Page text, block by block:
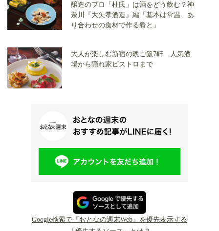
醸造のプロ「杜氏」は酒をどう飲む？神
奈川『大矢孝酒造』編「基本は常温、あ
り合わせの食材で作る肴と」
大人が楽しむ新宿の晩ご飯7軒 人気酒
場から隠れ家ビストロまで
Google検索で『おとなの週末Web』を優先表示する